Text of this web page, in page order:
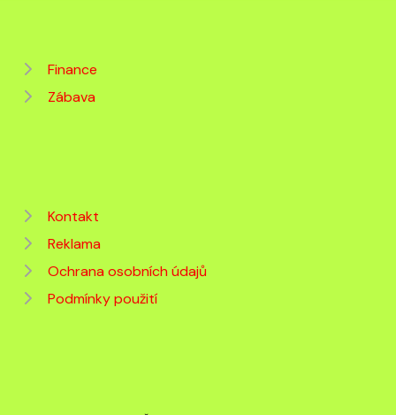
Finance
Zábava
Kontakt
Reklama
Ochrana osobních údajů
Podmínky použití